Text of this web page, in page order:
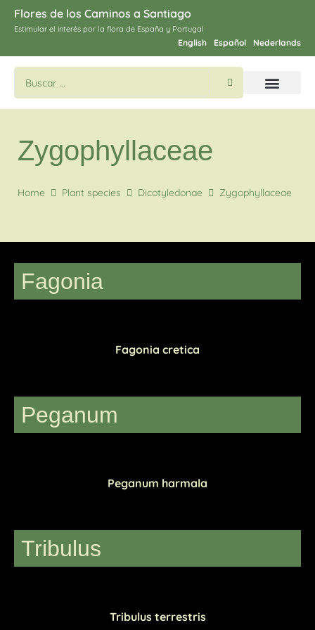
Flores de los Caminos a Santiago
Estimular el interés por la flora de España y Portugal
English Español Nederlands
Zygophyllaceae
Home Plant species Dicotyledonae Zygophyllaceae
Fagonia
Fagonia cretica
Peganum
Peganum harmala
Tribulus
Tribulus terrestris